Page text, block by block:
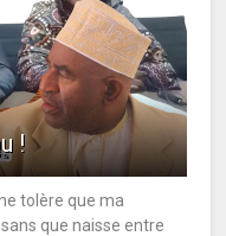
!
tolère que ma
que naisse entre